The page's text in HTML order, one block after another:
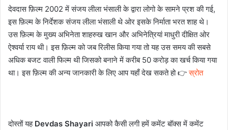
देवदास फ़िल्म 2002 में संजय लीला भंसाली के द्वारा लोगो के सामने प्रश की गई,
इस फ़िल्म के निर्देशक संजय लीला भंसाली थे ओर इसके निर्माता भरत शाह थे।
उस फ़िल्म के मुख्य अभिनेता शाहरुख खान और अभिनेत्रियां माधुरी दीक्षित ओर
ऐश्वर्या राय थी। इस फ़िल्म को जब रिलीस किया गया तो यह उस समय की सबसे
अधिक बजट वाली फिल्म थी जिसको बनाने में करीब 50 करोड़ का खर्च किया गया
था। इस फ़िल्म की अन्य जानकारी के लिए आप यहाँ देख सकते हो 👉स्रोत
दोस्तों यह Devdas Shayari आपको कैसी लगी हमें कमेंट बॉक्स में कमेंट